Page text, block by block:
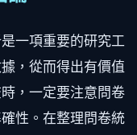
一項重要的研究工
，從而得出有價值
，一定要注意問卷
性。在整理問卷統